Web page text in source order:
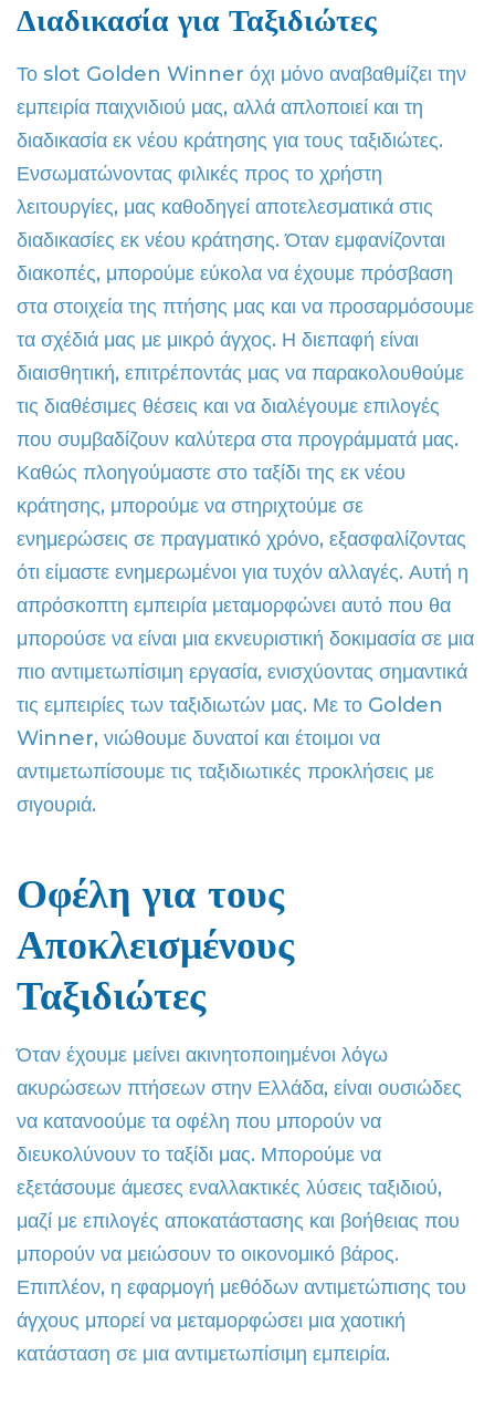
Διαδικασία για Ταξιδιώτες
Το slot Golden Winner όχι μόνο αναβαθμίζει την
εμπειρία παιχνιδιού μας, αλλά απλοποιεί και τη
διαδικασία εκ νέου κράτησης για τους ταξιδιώτες.
Ενσωματώνοντας φιλικές προς το χρήστη
λειτουργίες, μας καθοδηγεί αποτελεσματικά στις
διαδικασίες εκ νέου κράτησης. Όταν εμφανίζονται
διακοπές, μπορούμε εύκολα να έχουμε πρόσβαση
στα στοιχεία της πτήσης μας και να προσαρμόσουμε
τα σχέδιά μας με μικρό άγχος. Η διεπαφή είναι
διαισθητική, επιτρέποντάς μας να παρακολουθούμε
τις διαθέσιμες θέσεις και να διαλέγουμε επιλογές
που συμβαδίζουν καλύτερα στα προγράμματά μας.
Καθώς πλοηγούμαστε στο ταξίδι της εκ νέου
κράτησης, μπορούμε να στηριχτούμε σε
ενημερώσεις σε πραγματικό χρόνο, εξασφαλίζοντας
ότι είμαστε ενημερωμένοι για τυχόν αλλαγές. Αυτή η
απρόσκοπτη εμπειρία μεταμορφώνει αυτό που θα
μπορούσε να είναι μια εκνευριστική δοκιμασία σε μια
πιο αντιμετωπίσιμη εργασία, ενισχύοντας σημαντικά
τις εμπειρίες των ταξιδιωτών μας. Με το Golden
Winner, νιώθουμε δυνατοί και έτοιμοι να
αντιμετωπίσουμε τις ταξιδιωτικές προκλήσεις με
σιγουριά.
Οφέλη για τους
Αποκλεισμένους
Ταξιδιώτες
Όταν έχουμε μείνει ακινητοποιημένοι λόγω
ακυρώσεων πτήσεων στην Ελλάδα, είναι ουσιώδες
να κατανοούμε τα οφέλη που μπορούν να
διευκολύνουν το ταξίδι μας. Μπορούμε να
εξετάσουμε άμεσες εναλλακτικές λύσεις ταξιδιού,
μαζί με επιλογές αποκατάστασης και βοήθειας που
μπορούν να μειώσουν το οικονομικό βάρος.
Επιπλέον, η εφαρμογή μεθόδων αντιμετώπισης του
άγχους μπορεί να μεταμορφώσει μια χαοτική
κατάσταση σε μια αντιμετωπίσιμη εμπειρία.